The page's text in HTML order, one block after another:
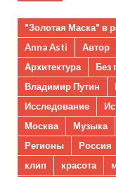
"Золотая Маска" в
Anna Asti
Автор
Архитектура
Без
Владимир Путин
Исследование
Москва
Музыка
Регионы
Россия
клип
красота